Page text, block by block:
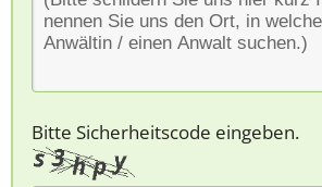
Bitte Sicherheitscode eingeben.